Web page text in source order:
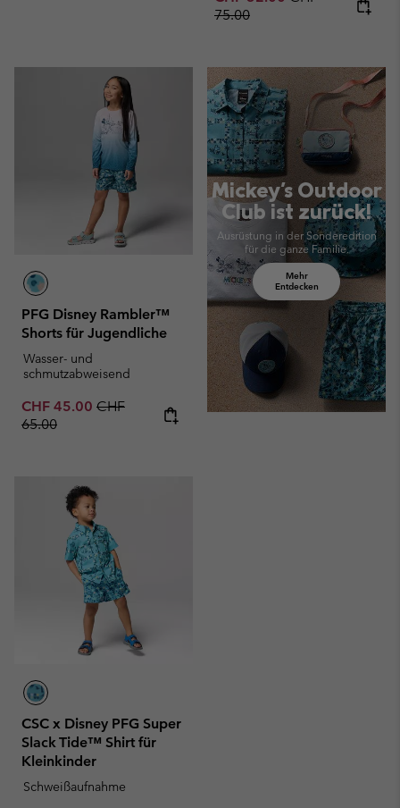
75.00
PFG Disney Rambler™
Shorts für Jugendliche
Wasser- und
schmutzabweisend
Sale price:
CHF 45.00 Regular price:
CHF
65.00
Mid Season Sale
Mickey's Outdoor
Club ist zurück!
Ausrüstung in der Sonderedition
für die ganze Familie.
Mehr
Entdecken
CSC x Disney PFG Super
Slack Tide™ Shirt für
Kleinkinder
Schweißaufnahme